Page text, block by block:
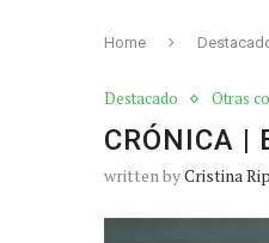
Home
Destacado Otras
CRÓNICA
written byCristina